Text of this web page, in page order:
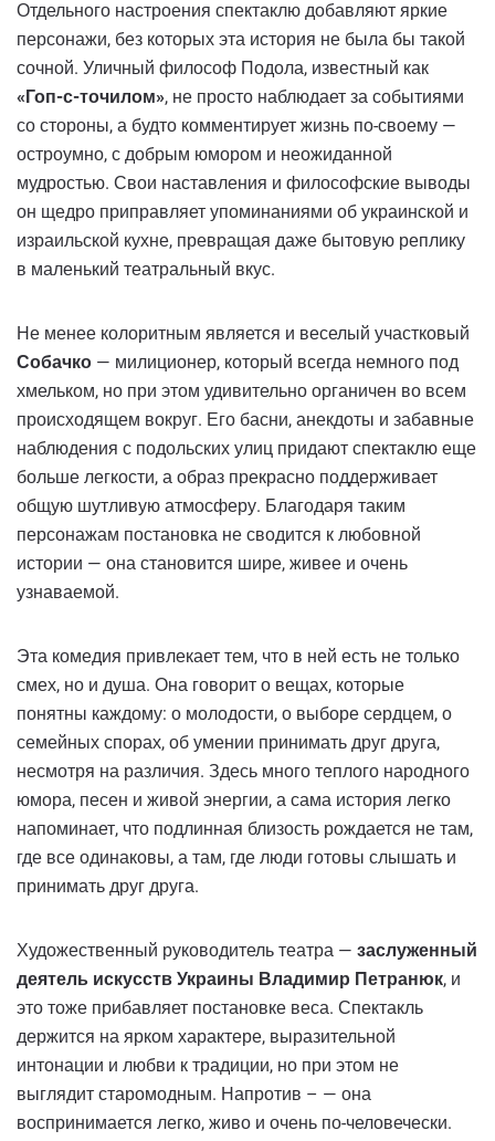
Отдельного настроения спектаклю добавляют яркие
персонажи, без которых эта история не была бы такой
сочной. Уличный философ Подола, известный как
«Гоп-с-точилом», не просто наблюдает за событиями
со стороны, а будто комментирует жизнь по-своему —
остроумно, с добрым юмором и неожиданной
мудростью. Свои наставления и философские выводы
он щедро приправляет упоминаниями об украинской и
израильской кухне, превращая даже бытовую реплику
в маленький театральный вкус.
Не менее колоритным является и веселый участковый
Собачко — милиционер, который всегда немного под
хмельком, но при этом удивительно органичен во всем
происходящем вокруг. Его басни, анекдоты и забавные
наблюдения с подольских улиц придают спектаклю еще
больше легкости, а образ прекрасно поддерживает
общую шутливую атмосферу. Благодаря таким
персонажам постановка не сводится к любовной
истории — она становится шире, живее и очень
узнаваемой.
Эта комедия привлекает тем, что в ней есть не только
смех, но и душа. Она говорит о вещах, которые
понятны каждому: о молодости, о выборе сердцем, о
семейных спорах, об умении принимать друг друга,
несмотря на различия. Здесь много теплого народного
юмора, песен и живой энергии, а сама история легко
напоминает, что подлинная близость рождается не там,
где все одинаковы, а там, где люди готовы слышать и
принимать друг друга.
Художественный руководитель театра — заслуженный
деятель искусств Украины Владимир Петранюк, и
это тоже прибавляет постановке веса. Спектакль
держится на ярком характере, выразительной
интонации и любви к традиции, но при этом не
выглядит старомодным. Напротив – — она
воспринимается легко, живо и очень по-человечески.